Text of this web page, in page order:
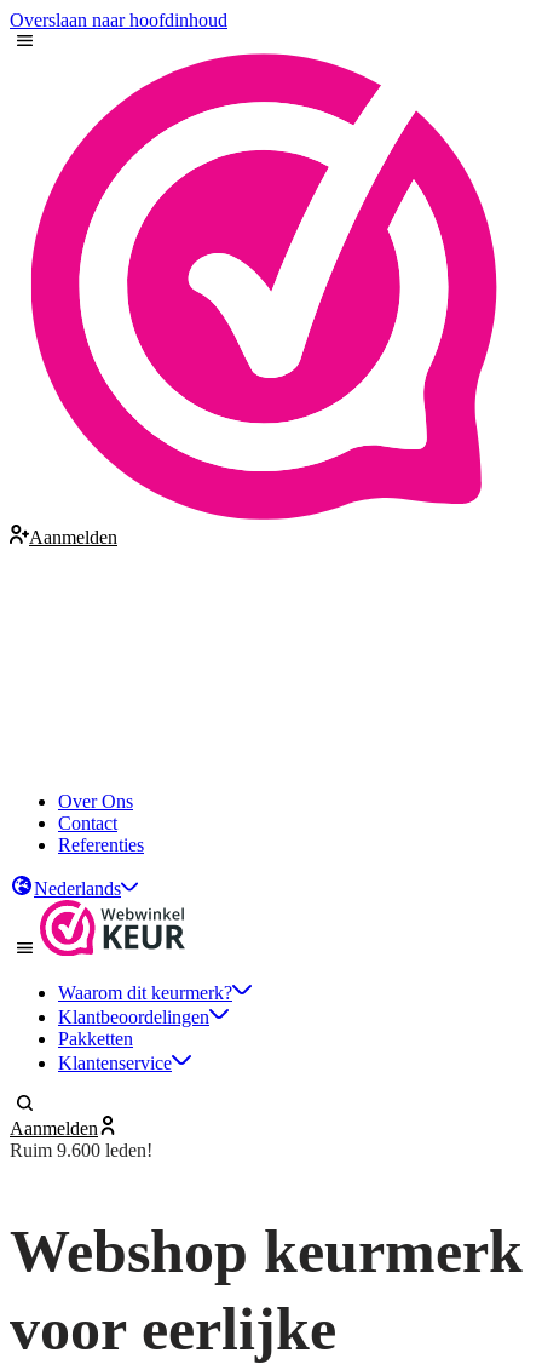
Overslaan naar hoofdinhoud
Aanmelden
Over Ons
Contact
Referenties
Nederlands
Waarom dit keurmerk?
Klantbeoordelingen
Pakketten
Klantenservice
Aanmelden
Ruim 9.600 leden!
Webshop keurmerk
voor eerlijke